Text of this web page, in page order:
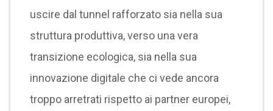
uscire dal tunnel rafforzato sia nella sua
struttura produttiva, verso una vera
transizione ecologica, sia nella sua
innovazione digitale che ci vede ancora
troppo arretrati rispetto ai partner europei,